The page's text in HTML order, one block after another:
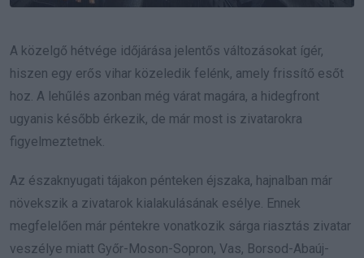
A közelgő hétvége időjárása jelentős változásokat ígér,
hiszen egy erős vihar közeledik felénk, amely frissítő esőt
hoz. A lehűlés azonban még várat magára, a hidegfront
ugyanis később érkezik, de már most is zivatarokra
figyelmeztetnek.
Az északnyugati tájakon pénteken éjszaka, hajnalban már
növekszik a zivatarok kialakulásának esélye. Ennek
megfelelően már péntekre vonatkozik sárga riasztás zivatar
veszélye miatt Győr-Moson-Sopron, Vas, Borsod-Abaúj-